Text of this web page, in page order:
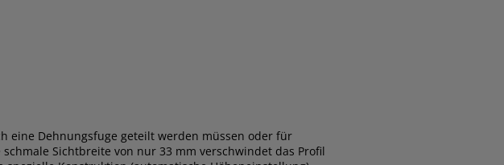
eine Dehnungsfuge geteilt werden müssen oder für
Sichtbreite von nur 33 mm verschwindet das Profil